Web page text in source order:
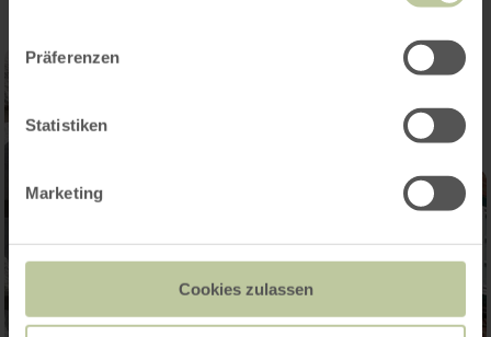
Präferenzen
Statistiken
Marketing
Cookies zulassen